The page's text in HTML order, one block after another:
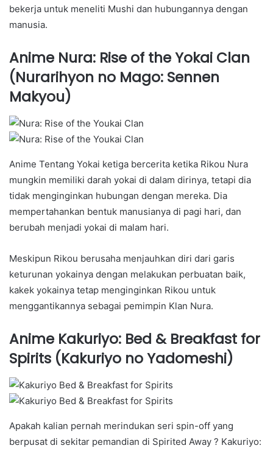
bekerja untuk meneliti Mushi dan hubungannya dengan
manusia.
Anime Nura: Rise of the Yokai Clan
(Nurarihyon no Mago: Sennen
Makyou)
Anime Tentang Yokai ketiga bercerita ketika Rikou Nura
mungkin memiliki darah yokai di dalam dirinya, tetapi dia
tidak menginginkan hubungan dengan mereka. Dia
mempertahankan bentuk manusianya di pagi hari, dan
berubah menjadi yokai di malam hari.
Meskipun Rikou berusaha menjauhkan diri dari garis
keturunan yokainya dengan melakukan perbuatan baik,
kakek yokainya tetap menginginkan Rikou untuk
menggantikannya sebagai pemimpin Klan Nura.
Anime Kakuriyo: Bed & Breakfast for
Spirits (Kakuriyo no Yadomeshi)
Apakah kalian pernah merindukan seri spin-off yang
berpusat di sekitar pemandian di Spirited Away ? Kakuriyo: